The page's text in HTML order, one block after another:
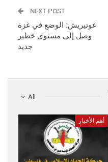
NEXT POST
غوتيريش: الوضع في غزة
وصل إلى مستوى خطير
جديد
All
أهم الأخبار